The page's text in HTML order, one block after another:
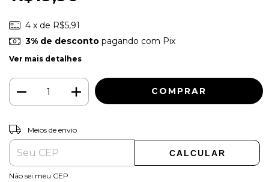
4 x de R$5,91
3% de descontopagando com Pix
Ver mais detalhes
Entregas para o CEP:
Meios de envio
CALCULAR
Não sei meu CEP